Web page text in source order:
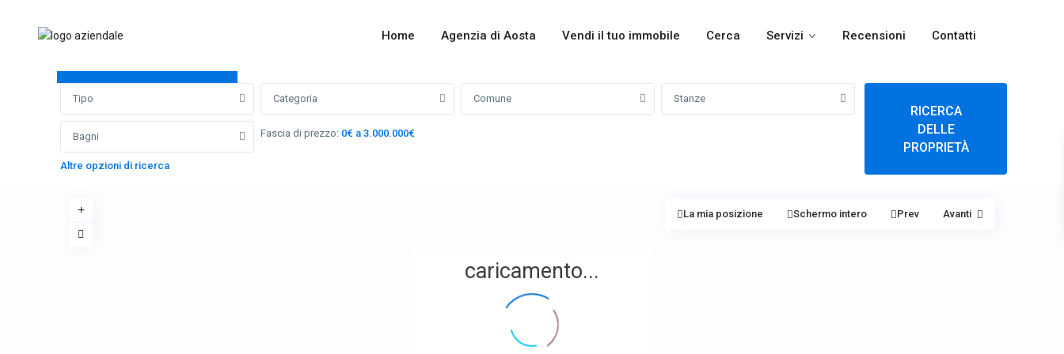
Home Agenzia di Aosta Vendi il tuo immobile Cerca Servizi Recensioni Contatti
Tipo Categoria Comune Stanze
Bagni Fascia di prezzo: 0€ a 3.000.000€
Altre opzioni di ricerca
RICERCA
DELLE
PROPRIETÀ
caricamento...
La mia posizione Schermo intero Prev Avanti